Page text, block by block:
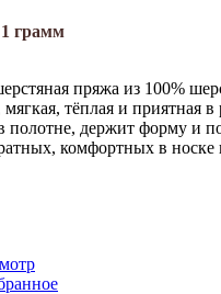
1 грамм
пряжа из 100%
тёплая и приятная
полотне, держит форму и
комфортных в носке